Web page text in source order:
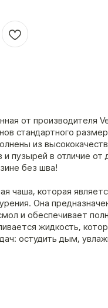
от производителя
стандартного
из
и пузырей в отличие от
без шва!
чаша, которая
Она
и обеспечивает
жидкость,
остудить дым,